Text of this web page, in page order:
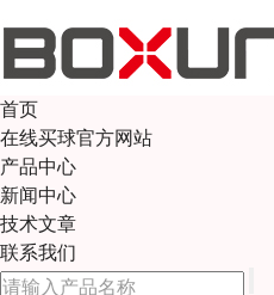
首页
在线买球官方网站
产品中心
新闻中心
技术文章
联系我们